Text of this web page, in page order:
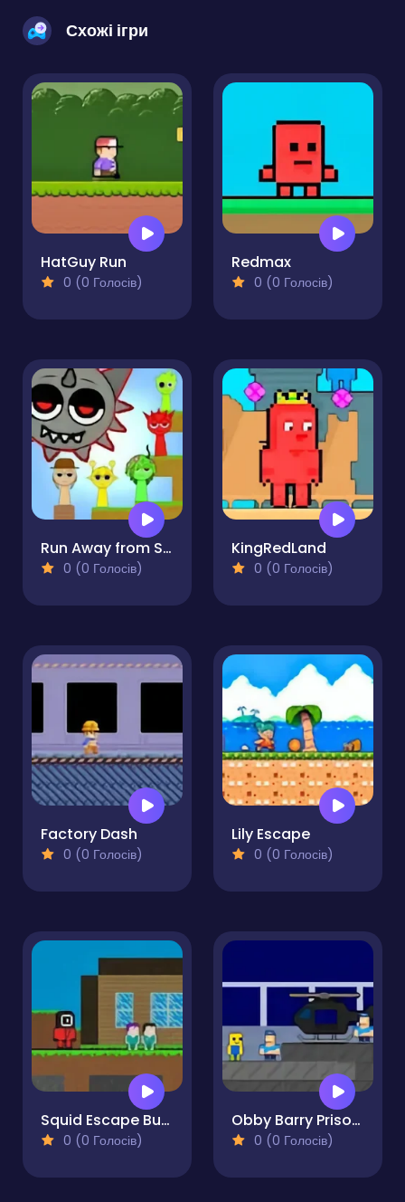
Схожі ігри
HatGuy Run
0 (0 Голосів)
Redmax
0 (0 Голосів)
Run Away from Sprunki Eater
0 (0 Голосів)
KingRedLand
0 (0 Голосів)
Factory Dash
0 (0 Голосів)
Lily Escape
0 (0 Голосів)
Squid Escape But Blockworld
0 (0 Голосів)
Obby Barry Prison Run
0 (0 Голосів)